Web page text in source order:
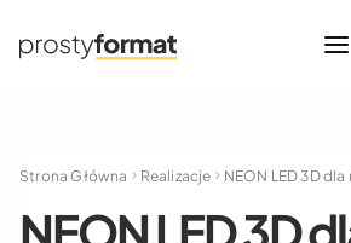
Strona Główna Realizacje NEON LED 3D